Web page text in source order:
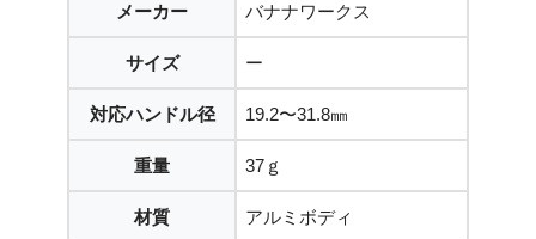
メーカー バナナワークス
サイズ ー
対応ハンドル径 19.2〜31.8㎜
重量 37ｇ
材質 アルミボディ